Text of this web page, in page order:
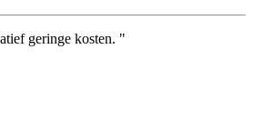
geringe kosten. "